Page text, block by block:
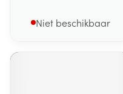
Niet beschikbaar